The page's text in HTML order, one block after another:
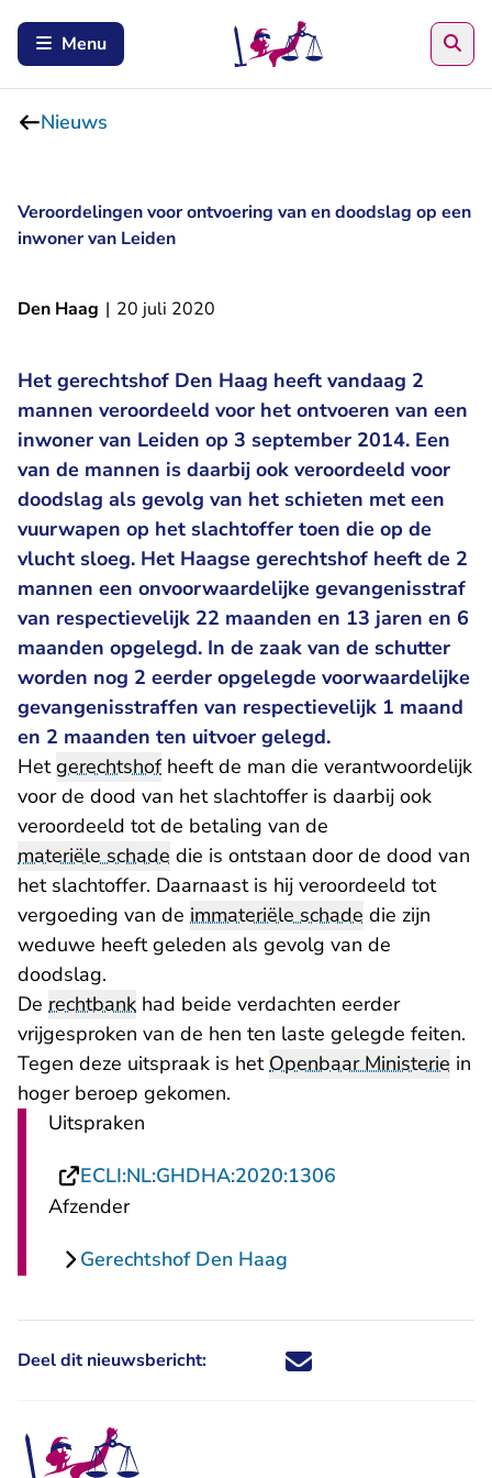
Menu
Nieuws
Veroordelingen voor ontvoering van en doodslag op een
inwoner van Leiden
Den Haag | 20 juli 2020
Het gerechtshof Den Haag heeft vandaag 2
mannen veroordeeld voor het ontvoeren van een
inwoner van Leiden op 3 september 2014. Een
van de mannen is daarbij ook veroordeeld voor
doodslag als gevolg van het schieten met een
vuurwapen op het slachtoffer toen die op de
vlucht sloeg. Het Haagse gerechtshof heeft de 2
mannen een onvoorwaardelijke gevangenisstraf
van respectievelijk 22 maanden en 13 jaren en 6
maanden opgelegd. In de zaak van de schutter
worden nog 2 eerder opgelegde voorwaardelijke
gevangenisstraffen van respectievelijk 1 maand
en 2 maanden ten uitvoer gelegd.
Hetgerechtshofheeft de man die verantwoordelijk
voor de dood van het slachtoffer is daarbij ook
veroordeeld tot de betaling van de
materiële schade die is ontstaan door de dood van
het slachtoffer. Daarnaast is hij veroordeeld tot
vergoeding van de immateriële schade die zijn
weduwe heeft geleden als gevolg van de
doodslag.
De rechtbank had beide verdachten eerder
vrijgesproken van de hen ten laste gelegde feiten.
Tegen deze uitspraak is hetOpenbaar Ministerie in
hoger beroep gekomen.
Uitspraken
ECLI:NL:GHDHA:2020:1306
Afzender
Gerechtshof Den Haag
Deel dit nieuwsbericht: Deel dit nieuwsbericht via X -
Deel dit nieuwsbericht via
Deel dit nieuwsbericht
Deel dit